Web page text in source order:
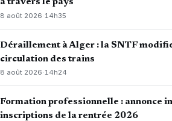
8 août 2026·14h35
Déraillement à Alger : la SNTF
circulation des trains
8 août 2026·14h24
Formation professionnelle : annonce
inscriptions de la rentrée 2026